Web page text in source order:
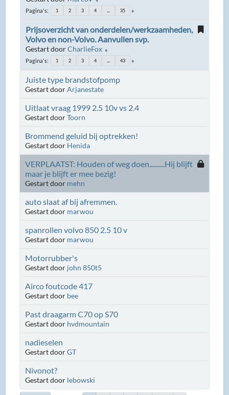
Pagina's 1 2 3 4 35
Prijsoverzicht van onderdelen/werkzaamheden,
Volvo en non-Volvo. Aanvullen svp.
Gestart doorCharlieFox
Pagina's 1 2 3 4 43
Juiste type brandstofpomp
Gestart doorArjanestate
Uitlaat vraag 1999 2.5 10v vs 2.4
Gestart doorToorn
Brommend geluid bij optrekken!
Gestart door Henida
VERPLAATST: Houden of weg doen..........Hij blijft
maar je blijft er mee bezig!
Gestart door mehn
auto slaat af bij afremmen.
Gestart door marwou
spanrollen volvo 850 2.5 10 v
Gestart door marwou
Motorrubber's
Gestart door john 850t5
Airco foutcode 417
Gestart door bee
Past draagarm C70 op S70
Gestart door hvdmountain
nadieselen
Gestart doorGT
Nivonot?
Gestart door lebowski